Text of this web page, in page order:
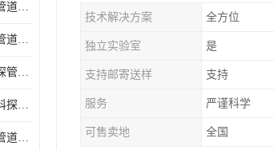
家庭管道安装公司 科探管道工程 团队服务
工厂管道工程公司 科探管道工程 时效快
家庭高压车疏通清洗 科探管道工程 服务周到
工厂排水管道漏水公司 科探管道工程 快速上门
单位供热管道漏水 科探管道工程 设备齐
技术解决方案 全方位
独立实验室 是
支持邮寄送样 支持
服务 严谨科学
可售卖地 全国